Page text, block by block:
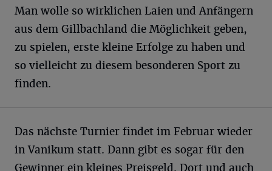
Man wolle so wirklichen Laien und Anfängern
aus dem Gillbachland die Möglichkeit geben,
zu spielen, erste kleine Erfolge zu haben und
so vielleicht zu diesem besonderen Sport zu
finden.
Das nächste Turnier findet im Februar wieder
in Vanikum statt. Dann gibt es sogar für den
Gewinner ein kleines Preisgeld. Dort und auch